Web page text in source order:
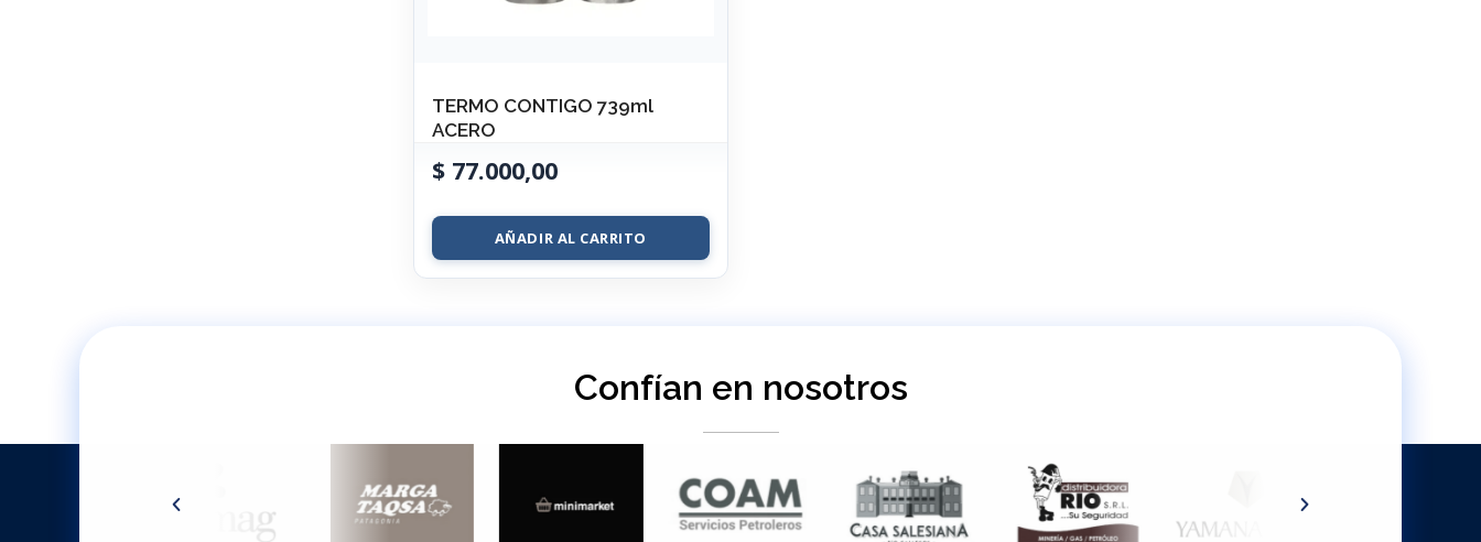
TERMO CONTIGO 739ml
ACERO
$ 77.000,00
AÑADIR AL CARRITO
Confían en nosotros